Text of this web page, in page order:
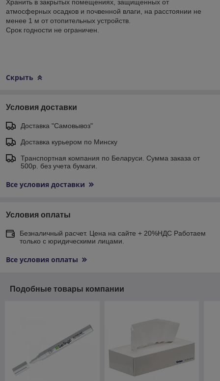
Хранить в закрытых помещениях, защищенных от
атмосферных осадков и почвенной влаги, на расстоянии не
менее 1 м от отопительных устройств.
Срок годности не ограничен.
Скрыть
Условия доставки
Доставка "Самовывоз"
Доставка курьером по Минску
Транспортная компания по Беларуси. Сумма заказа от
500р. без учета бумаги.
Все условия доставки
Условия оплаты
Безналичный расчет. Цена на сайте + 20%НДС Работаем
только с юридическими лицами.
Все условия оплаты
Подобные товары компании